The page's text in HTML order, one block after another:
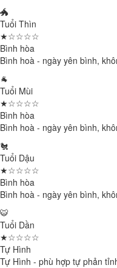
🐲
Tuổi Thìn
★☆☆☆☆
Bình hòa
Bình hoà - ngày yên bình,
🐐
Tuổi Mùi
★☆☆☆☆
Bình hòa
Bình hoà - ngày yên bình,
🐔
Tuổi Dậu
★☆☆☆☆
Bình hòa
Bình hoà - ngày yên bình,
🐯
Tuổi Dần
★☆☆☆☆
Tự Hình
Tự Hình - phù hợp tự phản